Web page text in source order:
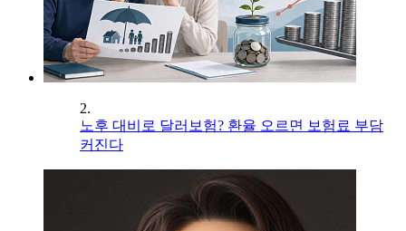
2.
노후 대비로 달러보험? 환율 오르면 보험료 부담
커진다